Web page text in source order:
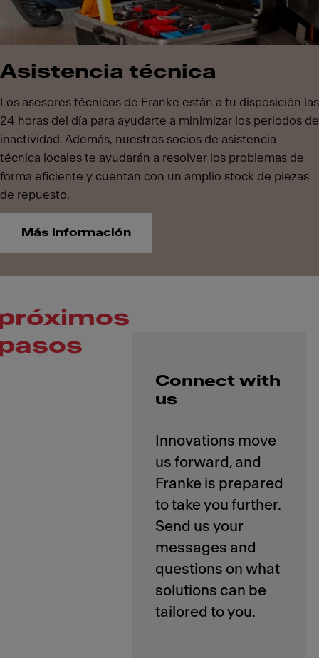
Asistencia técnica
Los asesores técnicos de Franke están a tu disposición las
24 horas del día para ayudarte a minimizar los periodos de
inactividad. Además, nuestros socios de asistencia
técnica locales te ayudarán a resolver los problemas de
forma eficiente y cuentan con un amplio stock de piezas
de repuesto.
Más información
Connect with
us
Innovations move
us forward, and
Franke is prepared
to take you further.
Send us your
messages and
questions on what
solutions can be